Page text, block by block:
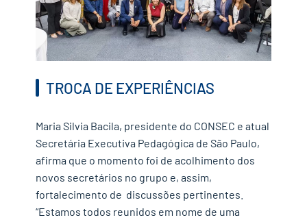
TROCA DE EXPERIÊNCIAS
Maria Silvia Bacila, presidente do CONSEC e atual
Secretária Executiva Pedagógica de São Paulo,
afirma que o momento foi de acolhimento dos
novos secretários no grupo e, assim,
fortalecimento de discussões pertinentes.
“Estamos todos reunidos em nome de uma